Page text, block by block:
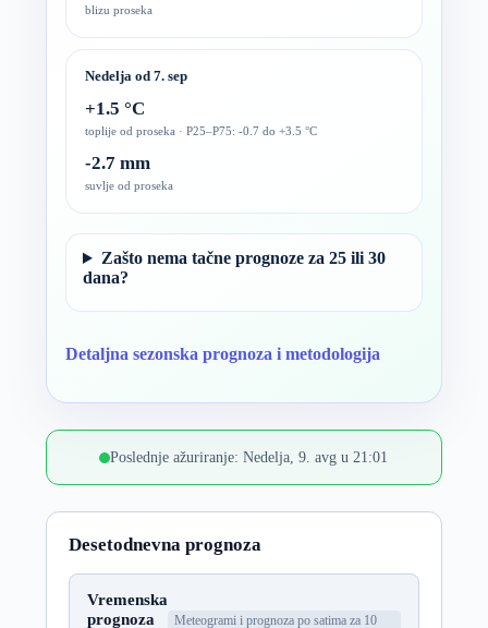
blizu proseka
Nedelja od 7. sep
+1.5 °C
toplije od proseka · P25–P75: -0.7 do +3.5 °C
-2.7 mm
suvlje od proseka
Zašto nema tačne prognoze za 25 ili 30
dana?
Detaljna sezonska prognoza i metodologija
Poslednje ažuriranje: Nedelja, 9. avg u 21:01
Desetodnevna prognoza
Vremenska
prognoza
Meteogrami i prognoza po satima za 10